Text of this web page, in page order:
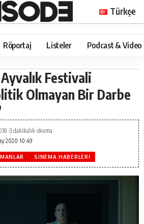
Türkçe
Röportaj Listeler Podcast & Video
Festivali
Olmayan Bir Darbe
2020 10:49
3 dakikalık okuma
SINEMA HABERLERI